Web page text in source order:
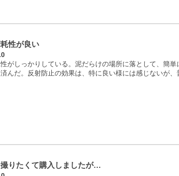
性が良い
がしっかりしている。泥だらけの場所に落として、簡
んだ。反射防止の効果は、特に良い様には感じないが、
りたくて購入しましたが…